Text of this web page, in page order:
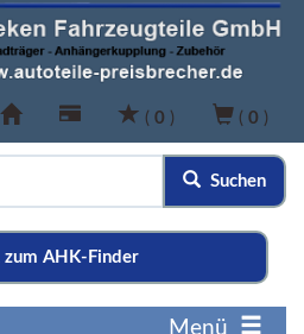
( 0 ) ( 0 )
Suchen
AHK-Finder
Menü